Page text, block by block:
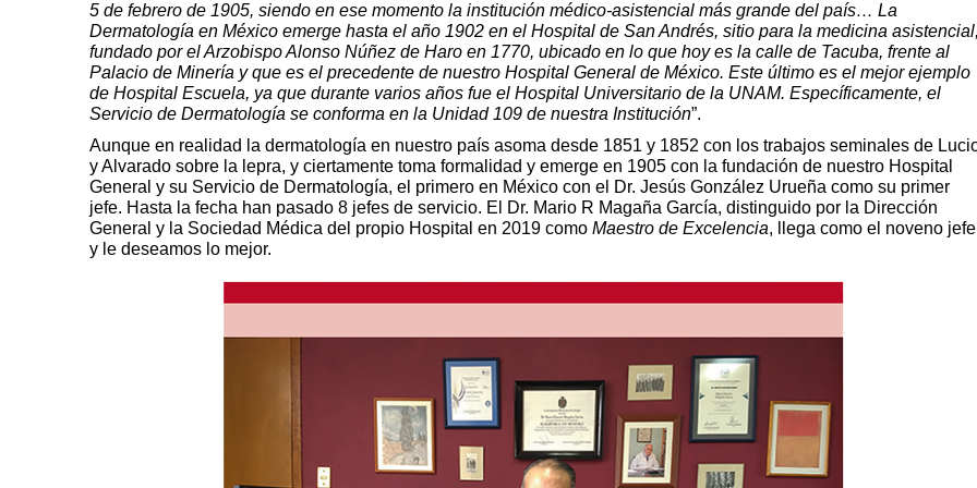
5 de febrero de 1905, siendo en ese momento la institución médico-asistencial más grande del país… La
Dermatología en México emerge hasta el año 1902 en el Hospital de San Andrés, sitio para la medicina
fundado por el Arzobispo Alonso Núñez de Haro en 1770, ubicado en lo que hoy es la calle de Tacuba, frente al
Palacio de Minería y que es el precedente de nuestro Hospital General de México. Este último es el mejor ejemplo
de Hospital Escuela, ya que durante varios años fue el Hospital Universitario de la UNAM. Específicamente, el
Servicio de Dermatología se conforma en la Unidad 109 de nuestra Institución”.
Aunque en realidad la dermatología en nuestro país asoma desde 1851 y 1852 con los trabajos seminales de
y Alvarado sobre la lepra, y ciertamente toma formalidad y emerge en 1905 con la fundación de nuestro Hospital
General y su Servicio de Dermatología, el primero en México con el Dr. Jesús González Urueña como su primer
jefe. Hasta la fecha han pasado 8 jefes de servicio. El Dr. Mario R Magaña García, distinguido por la Dirección
General y la Sociedad Médica del propio Hospital en 2019 como Maestro de Excelencia, llega como el noveno jefe
y le deseamos lo mejor.